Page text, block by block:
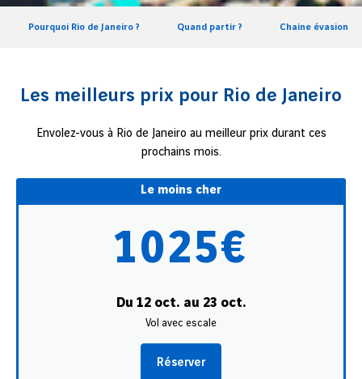
Pourquoi Rio de Janeiro ? Quand partir ? Chaine évasion
Les meilleurs prix pour Rio de Janeiro
Envolez-vous à Rio de Janeiro au meilleur prix durant ces
prochains mois.
Le moins cher
1025€
Du 12 oct. au 23 oct.
Vol avec escale
Réserver